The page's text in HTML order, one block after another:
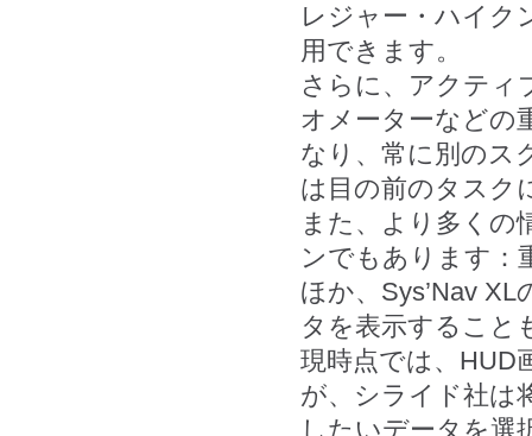
レジャー・ハイク
用できます。
さらに、アクティ
オメーターなどの
なり、常に別のス
は目の前のタスク
また、より多くの
ンでもあります：
ほか、Sys’Nav
タを表示すること
現時点では、HUD
が、シライド社は
したいデータを選